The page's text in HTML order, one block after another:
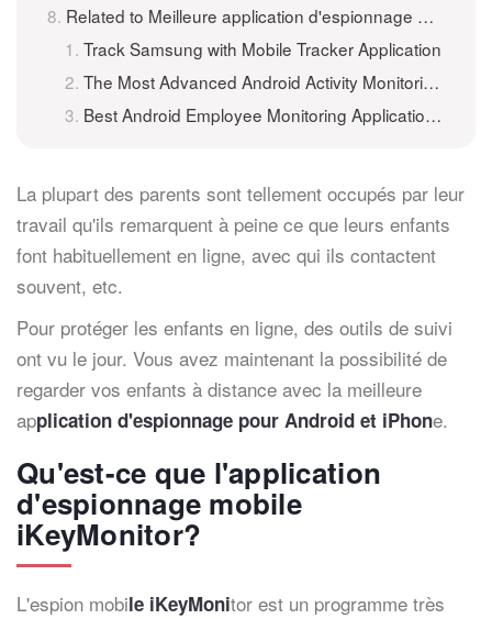
Related to Meilleure application d'espionnage mobile pour Android et iPhone
Track Samsung with Mobile Tracker Application
The Most Advanced Android Activity Monitoring Application
Best Android Employee Monitoring Application to Spy on Employees
La plupart des parents sont tellement occupés par leur
travail qu'ils remarquent à peine ce que leurs enfants
font habituellement en ligne, avec qui ils contactent
souvent, etc.
Pour protéger les enfants en ligne, des outils de suivi
ont vu le jour. Vous avez maintenant la possibilité de
regarder vos enfants à distance avec la meilleure
application d'espionnage pour Android et iPhone.
Qu'est-ce que l'application
d'espionnage mobile
iKeyMonitor?
L'espion mobile iKeyMonitor est un programme très